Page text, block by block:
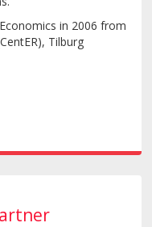
in 2006 from
Tilburg